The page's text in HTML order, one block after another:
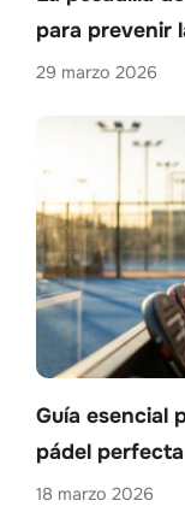
para prevenir
29 marzo 2026
Guía esencial
pádel perfecta
18 marzo 2026